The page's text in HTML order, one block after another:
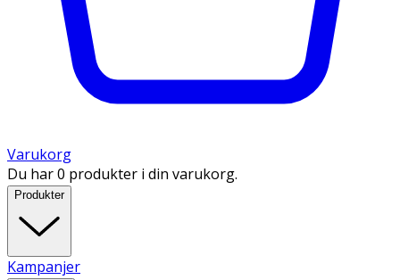
Varukorg
Du har 0 produkter i din varukorg.
Produkter
Kampanjer